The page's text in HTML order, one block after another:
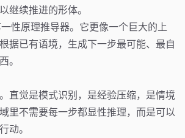
继续推进的形体。
性原理推导器。它更像一个巨大的上
据已有语境，生成下一步最可能、最自
。
直觉是模式识别，是经验压缩，是情境
里不需要每一步都显性推理，而是可以
动。